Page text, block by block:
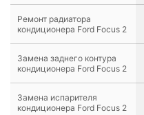
Ремонт радиатора
кондиционера Ford Focus 2
Замена заднего контура
кондиционера Ford Focus 2
Замена испарителя
кондиционера Ford Focus 2